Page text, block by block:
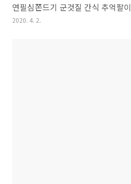
연필심쫀드기 군것질 간식 추억팔이
2020. 4. 2.